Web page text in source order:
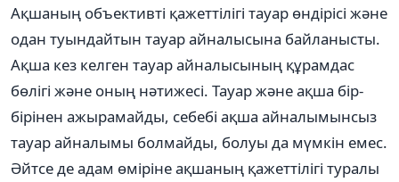
Ақшаның объективті қажеттілігі тауар өндірісі және
одан туындайтын тауар айналысына байланысты.
Ақша кез келген тауар айналысының құрамдас
бөлігі және оның нәтижесі. Тауар және ақша бір-
бірінен ажырамайды, себебі ақша айналымынсыз
тауар айналымы болмайды, болуы да мүмкін емес.
Әйтсе де адам өміріне ақшаның қажеттілігі туралы